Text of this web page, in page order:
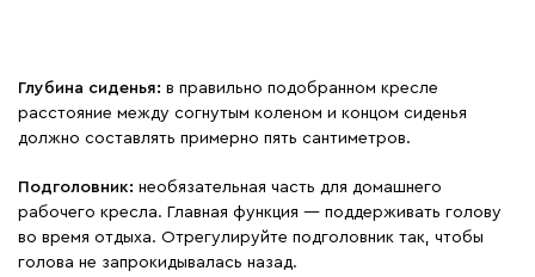
Глубина сиденья: в правильно подобранном кресле
расстояние между согнутым коленом и концом сиденья
должно составлять примерно пять сантиметров.
Подголовник: необязательная часть для домашнего
рабочего кресла. Главная функция — поддерживать голову
во время отдыха. Отрегулируйте подголовник так, чтобы
голова не запрокидывалась назад.